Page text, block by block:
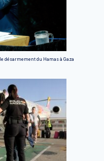
désarmement du Hamas à Gaza